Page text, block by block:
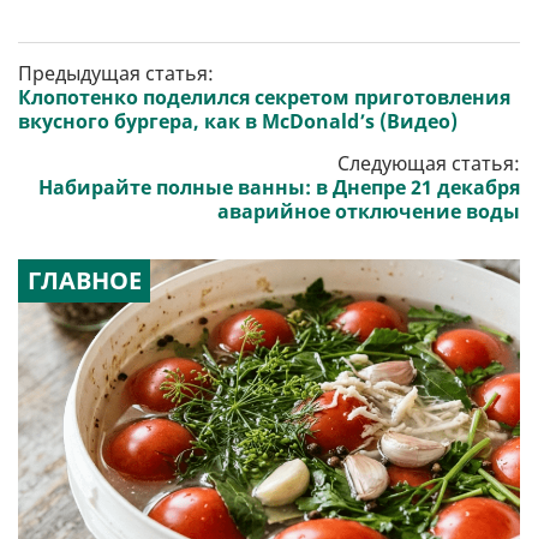
Предыдущая статья:
Клопотенко поделился секретом приготовления
вкусного бургера, как в McDonald’s (Видео)
Следующая статья:
Набирайте полные ванны: в Днепре 21 декабря
аварийное отключение воды
ГЛАВНОЕ